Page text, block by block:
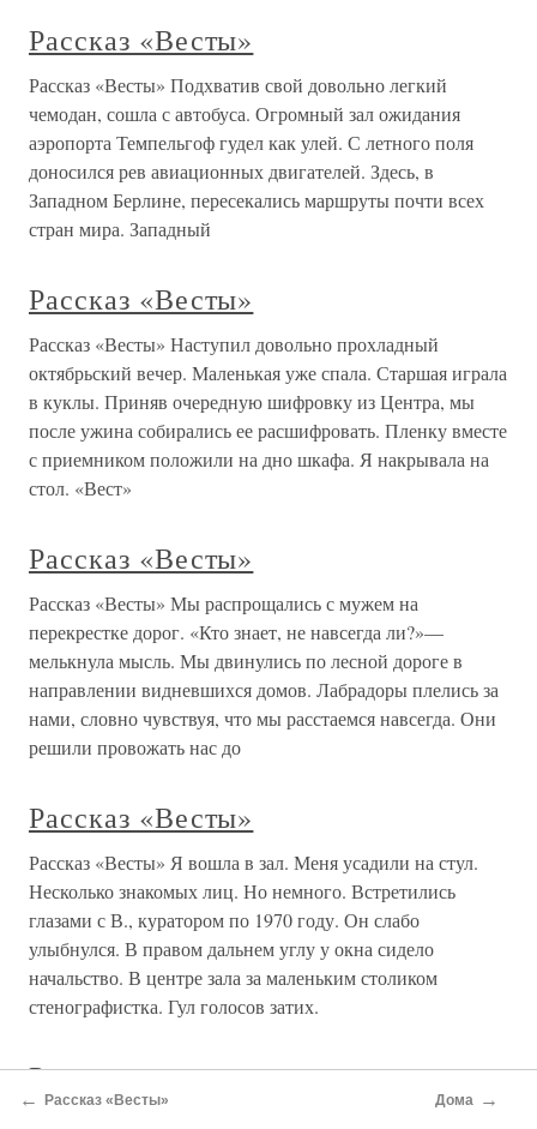
Рассказ «Весты»
Рассказ «Весты» Подхватив свой довольно легкий
чемодан, сошла с автобуса. Огромный зал ожидания
аэропорта Темпельгоф гудел как улей. С летного поля
доносился рев авиационных двигателей. Здесь, в
Западном Берлине, пересекались маршруты почти всех
стран мира. Западный
Рассказ «Весты»
Рассказ «Весты» Наступил довольно прохладный
октябрьский вечер. Маленькая уже спала. Старшая играла
в куклы. Приняв очередную шифровку из Центра, мы
после ужина собирались ее расшифровать. Пленку вместе
с приемником положили на дно шкафа. Я накрывала на
стол. «Вест»
Рассказ «Весты»
Рассказ «Весты» Мы распрощались с мужем на
перекрестке дорог. «Кто знает, не навсегда ли?»—
мелькнула мысль. Мы двинулись по лесной дороге в
направлении видневшихся домов. Лабрадоры плелись за
нами, словно чувствуя, что мы расстаемся навсегда. Они
решили провожать нас до
Рассказ «Весты»
Рассказ «Весты» Я вошла в зал. Меня усадили на стул.
Несколько знакомых лиц. Но немного. Встретились
глазами с В., куратором по 1970 году. Он слабо
улыбнулся. В правом дальнем углу у окна сидело
начальство. В центре зала за маленьким столиком
стенографистка. Гул голосов затих.
Рассказ татарина
← Рассказ «Весты» Дома →